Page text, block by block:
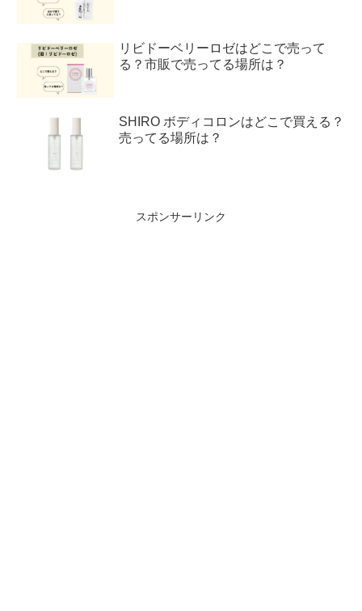
リビドーベリーロゼはどこで売って
る？市販で売ってる場所は？
SHIRO ボディコロンはどこで買える？
売ってる場所は？
スポンサーリンク